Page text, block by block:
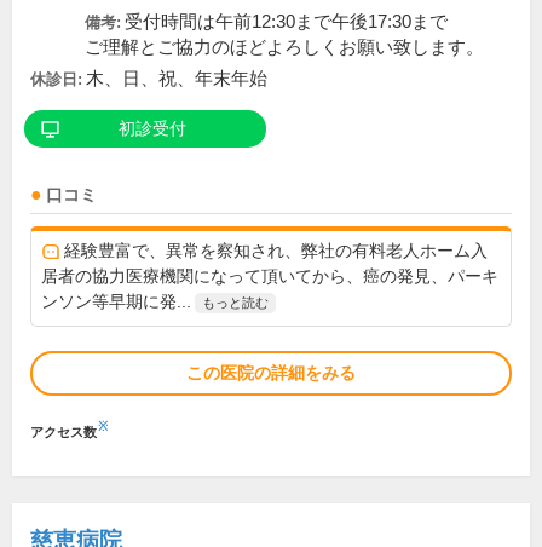
備考: 受付時間は午前12:30まで午後17:30まで
ご理解とご協力のほどよろしくお願い致します。
休診日: 木、日、祝、年末年始
初診受付
口コミ
経験豊富で、異常を察知され、弊社の有料老人ホーム入
居者の協力医療機関になって頂いてから、癌の発見、パーキ
ンソン等早期に発...
もっと読む
この医院の詳細をみる
アクセス数※
慈恵病院